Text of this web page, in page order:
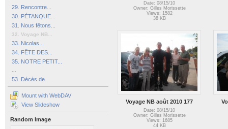
29. Rencontre...
30. PÉTANQUE...
31. Nous fêtons...
32. Voyage NB...
33. Nicolas...
34. FÊTE DES...
35. NOTRE PETIT...
53. Décès de...
Mount with WebDAV
View Slideshow
Random Image
Date: 08/15/10
Owner: Gilles Morissette
Views: 1582
38 KB
Voyage NB août 2010 177
Date: 08/15/10
Owner: Gilles Morissette
Views: 1685
44 KB